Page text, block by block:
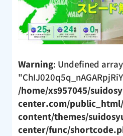
Warning: Undefined
/home/xs957045/
center.com/
content/themes/
center/func/